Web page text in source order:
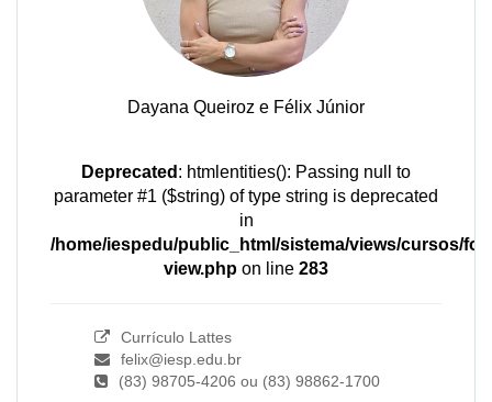
Dayana Queiroz e Félix Júnior
Deprecated : htmlentities(): Passing null to
parameter #1 ($string) of type string is deprecated
in
/home/iespedu/public_html/sistema/views/cursos/
view.php on line 283
Currículo Lattes
felix@iesp.edu.br
(83) 98705-4206 ou (83) 98862-1700